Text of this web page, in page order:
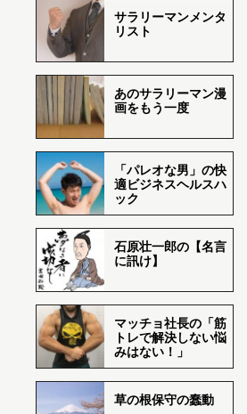
サラリーマンメンタ
リスト
あのサラリーマン漫
画をもう一度
「パレオな男」の快
適ビジネスヘルスハ
ック
石原壮一郎の【名言
に訊け】
マッチョ社長の「筋
トレで解決しない悩
みはない！」
草の根保守の蠢動